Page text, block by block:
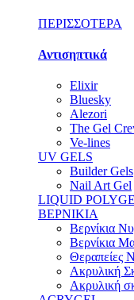
ΠΕΡΙΣΣΟΤΕΡΑ
Αντισηπτικά
Elixir
Bluesky
Alezori
The Gel
Ve-lines
UV GELS
Builder Gels
Nail Art Gel
LIQUID
ΒΕΡΝΙΚΙΑ
Βερνίκια
Βερνίκια
Θεραπείες
Ακρυλική
Ακρυλική